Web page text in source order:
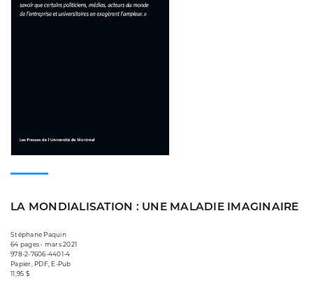
LA MONDIALISATION : UNE MALADIE IMAGINAIRE
Stéphane Paquin
64 pages • mars 2021
978-2-7606-4401-4
Papier, PDF, E-Pub
11,95 $